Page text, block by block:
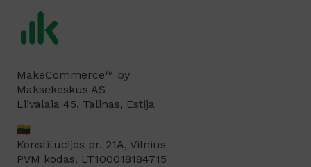
MakeCommerce™ by
Maksekeskus AS
Liivalaia 45, Talinas, Estija
🇱🇹
Konstitucijos pr. 21A, Vilnius
PVM kodas. LT100018184715